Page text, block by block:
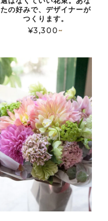
たの好みで、デザイナーが
つくります。
¥3,300~